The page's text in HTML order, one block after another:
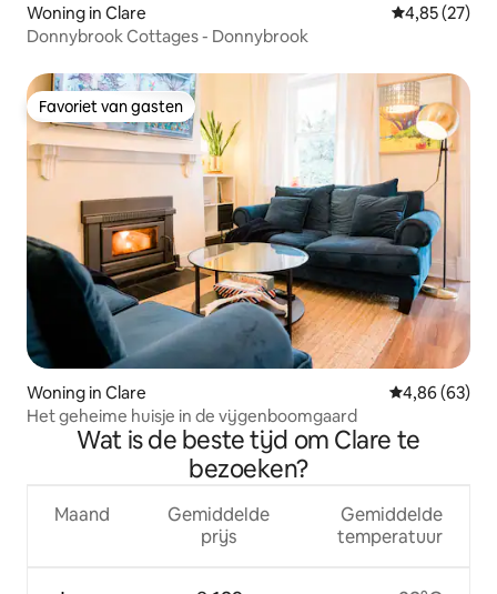
Woning in Clare Gemiddelde
4,85 (27)
Donnybrook Cottages - Donnybrook
Favoriet van gasten
Favoriet van gasten
Woning in Clare Gemiddelde
4,86 (63)
Het geheime huisje in de vijgenboomgaard
Wat is de beste tijd om Clare te
bezoeken?
Maand
Gemiddelde
prijs
Gemiddelde
temperatuur